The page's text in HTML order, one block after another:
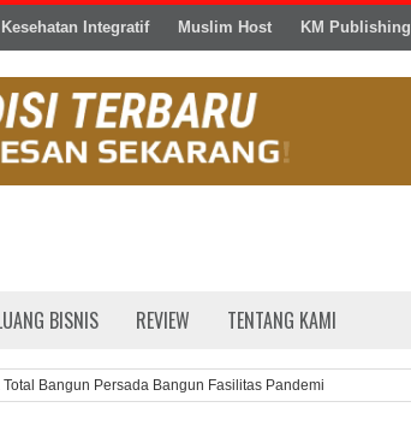
Kesehatan Integratif Muslim Host KM Publishing
BISNIS REVIEW TENTANG KAMI
Bangun Persada Bangun Fasilitas Pandemi